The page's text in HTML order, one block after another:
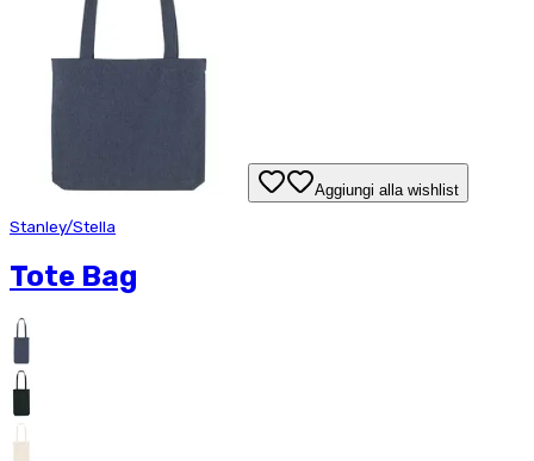
Aggiungi alla wishlist
Stanley/Stella
Tote Bag